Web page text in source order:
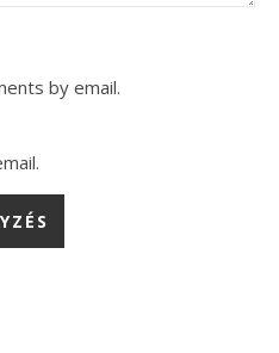
by email.